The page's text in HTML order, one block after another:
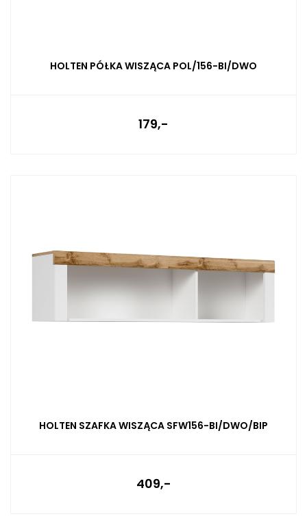
HOLTEN PÓŁKA WISZĄCA POL/156-BI/DWO
179,-
HOLTEN SZAFKA WISZĄCA SFW156-BI/DWO/BIP
409,-